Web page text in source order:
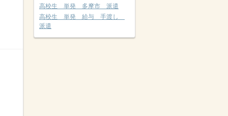
高校生 単発 多摩市 派遣
高校生 単発 給与 手渡し
派遣